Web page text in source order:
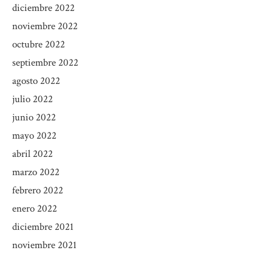
diciembre 2022
noviembre 2022
octubre 2022
septiembre 2022
agosto 2022
julio 2022
junio 2022
mayo 2022
abril 2022
marzo 2022
febrero 2022
enero 2022
diciembre 2021
noviembre 2021